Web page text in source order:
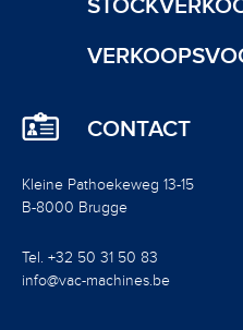
CONTACT
Kleine Pathoekeweg 13-15
B-8000 Brugge
Tel. +32 50 31 50 83
info@vac-machines.be